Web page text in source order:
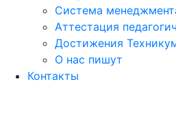
Система
Аттестация
Достижения
О нас пишут
Контакты